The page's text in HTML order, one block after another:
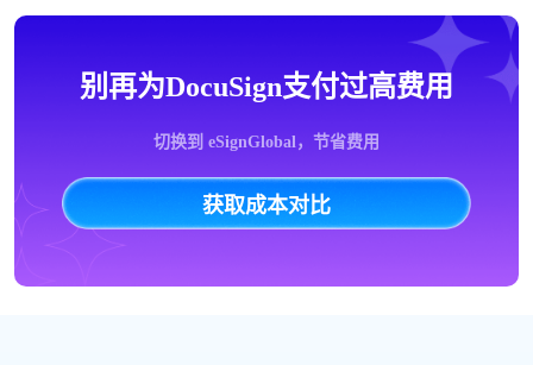
别再为DocuSign支付过高费用
切换到 eSignGlobal，节省费用
获取成本对比